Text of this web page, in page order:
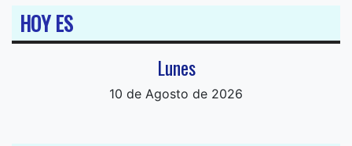
HOY ES
Lunes
10 de Agosto de 2026